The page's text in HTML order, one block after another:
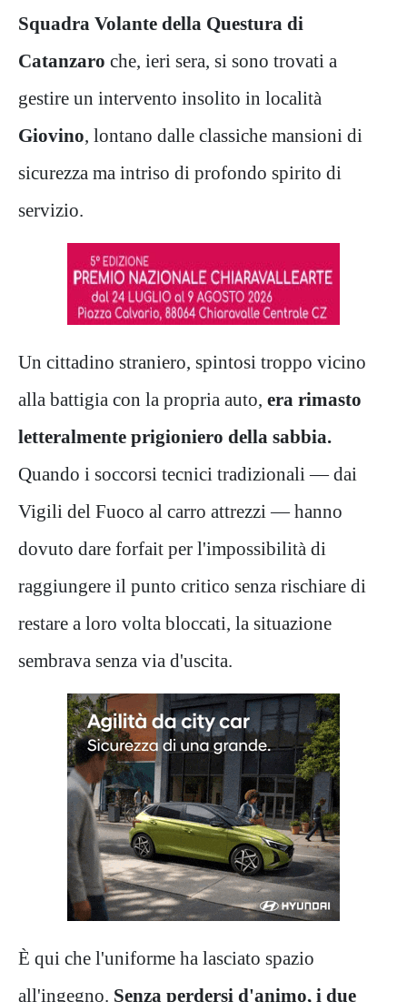
Squadra Volante della Questura di
Catanzaro che, ieri sera, si sono trovati a
gestire un intervento insolito in località
Giovino, lontano dalle classiche mansioni di
sicurezza ma intriso di profondo spirito di
servizio.
Un cittadino straniero, spintosi troppo vicino
alla battigia con la propria auto, era rimasto
letteralmente prigioniero della sabbia.
Quando i soccorsi tecnici tradizionali — dai
Vigili del Fuoco al carro attrezzi — hanno
dovuto dare forfait per l'impossibilità di
raggiungere il punto critico senza rischiare di
restare a loro volta bloccati, la situazione
sembrava senza via d'uscita.
È qui che l'uniforme ha lasciato spazio
all'ingegno. Senza perdersi d'animo, i due